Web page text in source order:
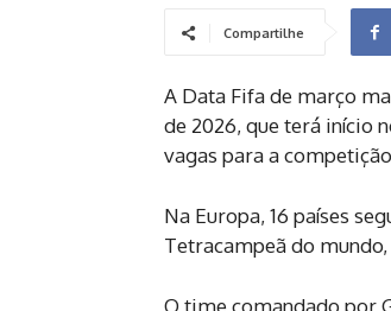
Compartilhe
A Data Fifa de março
de 2026, que terá início
vagas para a
Na Europa, 16 países
Tetracampeã do
O time comandado por